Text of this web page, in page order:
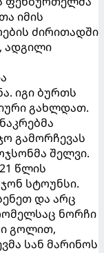
იმის
ძირითადში
ადგილი
იგი ბურთს
გახლდათ.
გამორჩევას
შელვი.
წლის
სტოუნსი.
და არც
ნორჩი
გოლით,
სან მარინოს